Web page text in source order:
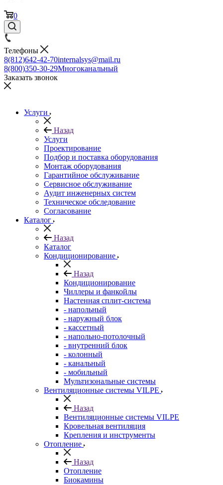
0
Телефоны
8(812)642-42-70internalsys@mail.ru
8(800)350-30-29Многоканальный
Заказать звонок
Услуги
Назад
Услуги
Проектирование
Подбор и поставка оборудования
Монтаж оборудования
Гарантийное обслуживание
Сервисное обслуживание
Аудит инженерных систем
Техническое обследование
Согласование
Каталог
Назад
Каталог
Кондиционирование
Назад
Кондиционирование
Чиллеры и фанкойлы
Настенная сплит-система
- напольный
- наружный блок
- кассетный
- напольно-потолочный
- внутренний блок
- колонный
- канальный
- мобильный
Мультизональные системы
Вентиляционные системы VILPE
Назад
Вентиляционные системы VILPE
Кровельная вентиляция
Крепления и инструменты
Отопление
Назад
Отопление
Биокамины